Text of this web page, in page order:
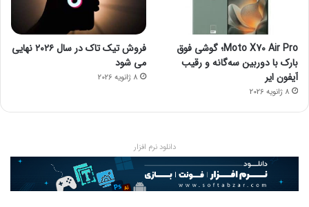
Moto X70 Air Pro؛ گوشی فوق
بارک با دوربین سه‌گانه و رقیب
آیفون ایر
8 ژانویه 2026
فروش تیک تاک در سال ۲۰۲۶ نهایی
می شود
8 ژانویه 2026
دانلود نرم افزار